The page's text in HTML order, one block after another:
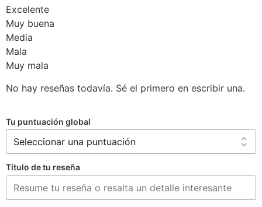
Excelente
Muy buena
Media
Mala
Muy mala
No hay reseñas todavía. Sé el primero en escribir una.
Tu puntuación global
Título de tu reseña